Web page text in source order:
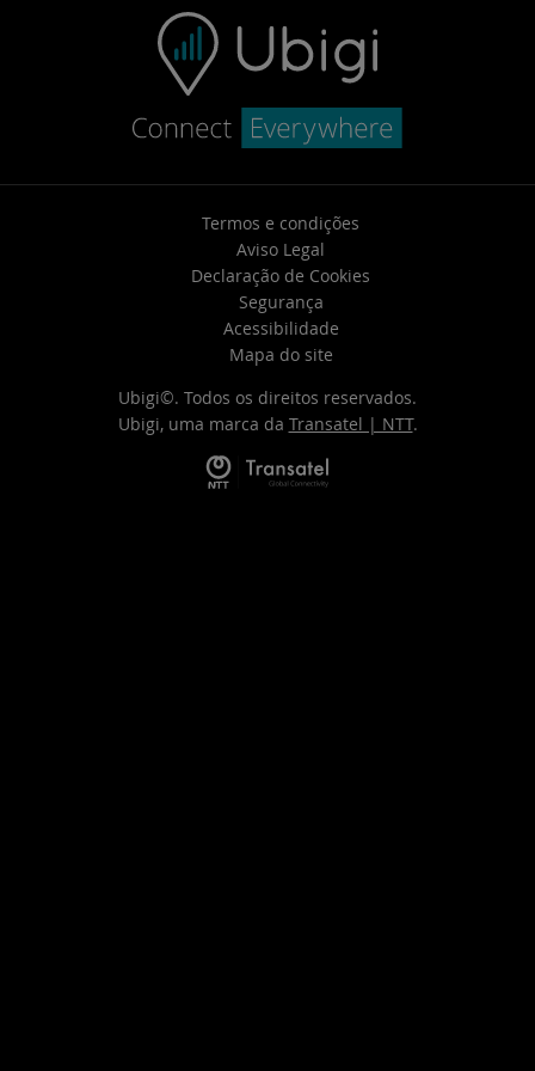
Termos e condições
Aviso Legal
Declaração de Cookies
Segurança
Acessibilidade
Mapa do site
Ubigi©. Todos os direitos reservados.
Ubigi, uma marca da Transatel | NTT.